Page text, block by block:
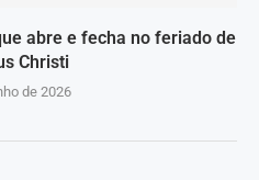
abre e fecha no feriado de
Christi
de 2026